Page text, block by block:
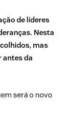
de líderes
Nesta
mas
antes da
será o novo